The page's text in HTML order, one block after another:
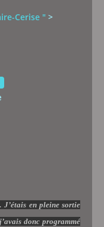
Cerise " >
J’étais en pleine sortie
donc programmé